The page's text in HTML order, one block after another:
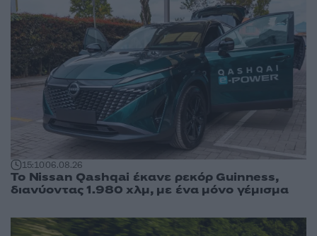
15:1006.08.26
Το Nissan Qashqai έκανε ρεκόρ Guinness,
διανύοντας 1.980 χλμ, με ένα μόνο γέμισμα